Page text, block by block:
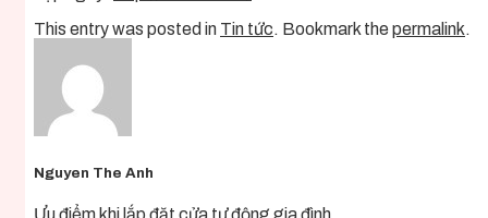
This entry was posted in Tin tức. Bookmark thepermalink.
Nguyen The Anh
Ưu điểm khi lắp đặt cửa tự động gia đình